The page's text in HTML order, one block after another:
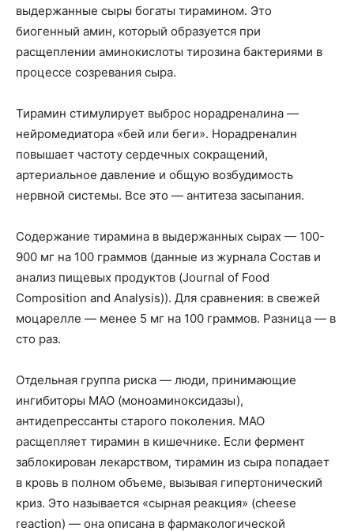
выдержанные сыры богаты тирамином. Это
биогенный амин, который образуется при
расщеплении аминокислоты тирозина бактериями в
процессе созревания сыра.
Тирамин стимулирует выброс норадреналина —
нейромедиатора «бей или беги». Норадреналин
повышает частоту сердечных сокращений,
артериальное давление и общую возбудимость
нервной системы. Все это — антитеза засыпания.
Содержание тирамина в выдержанных сырах — 100-
900 мг на 100 граммов (данные из журнала Состав и
анализ пищевых продуктов (Journal of Food
Composition and Analysis)). Для сравнения: в свежей
моцарелле — менее 5 мг на 100 граммов. Разница — в
сто раз.
Отдельная группа риска — люди, принимающие
ингибиторы МАО (моноаминоксидазы),
антидепрессанты старого поколения. МАО
расщепляет тирамин в кишечнике. Если фермент
заблокирован лекарством, тирамин из сыра попадает
в кровь в полном объеме, вызывая гипертонический
криз. Это называется «сырная реакция» (cheese
reaction) — она описана в фармакологической